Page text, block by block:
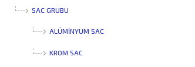
SAC GRUBU
ALÜMINYUM SAC
KROM SAC